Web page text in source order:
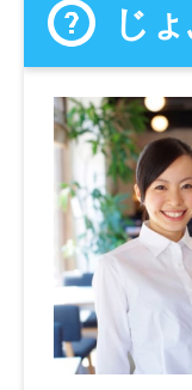
じ